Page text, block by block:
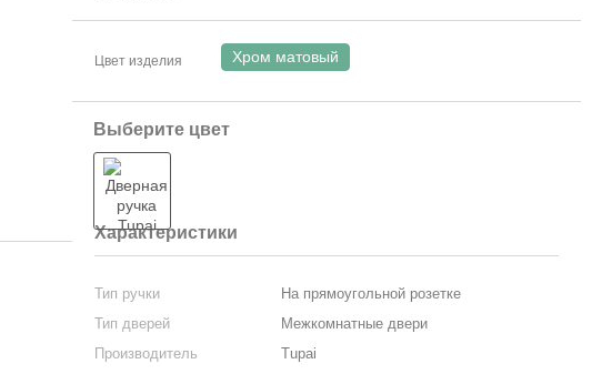
Цвет изделия Хром матовый
Выберите цвет
Характеристики
Тип ручки
На прямоугольной розетке
Тип дверей
Межкомнатные двери
Производитель
Tupai